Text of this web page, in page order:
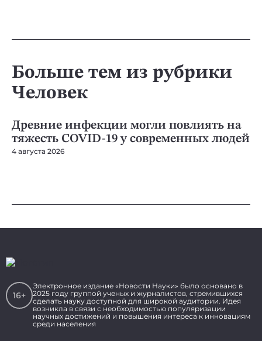
Больше тем из рубрики
Человек
Древние инфекции могли повлиять на
тяжесть COVID-19 у современных людей
4 августа 2026
16+
Электронное издание «Новости Науки» было основано в
2025 году группой ученых и журналистов, стремившихся
сделать науку доступной для широкой аудитории. Идея
возникла в связи с необходимостью популяризации
научных достижений и повышения интереса к инновациям
среди населения